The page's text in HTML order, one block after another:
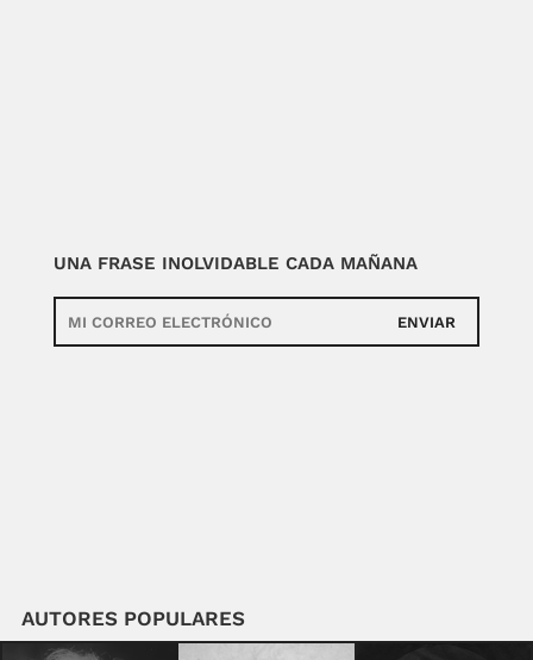
UNA FRASE INOLVIDABLE CADA MAÑANA
ENVIAR
AUTORES POPULARES